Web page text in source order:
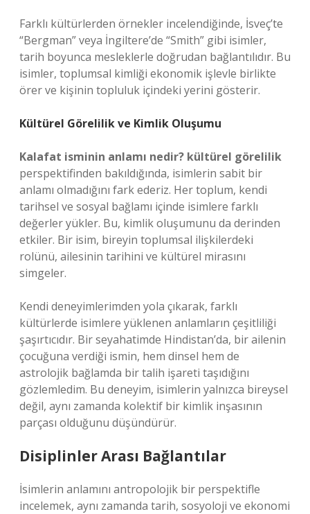
Farklı kültürlerden örnekler incelendiğinde, İsveç’te
“Bergman” veya İngiltere’de “Smith” gibi isimler,
tarih boyunca mesleklerle doğrudan bağlantılıdır. Bu
isimler, toplumsal kimliği ekonomik işlevle birlikte
örer ve kişinin topluluk içindeki yerini gösterir.
Kültürel Görelilik ve Kimlik Oluşumu
Kalafat isminin anlamı nedir? kültürel görelilik
perspektifinden bakıldığında, isimlerin sabit bir
anlamı olmadığını fark ederiz. Her toplum, kendi
tarihsel ve sosyal bağlamı içinde isimlere farklı
değerler yükler. Bu, kimlik oluşumunu da derinden
etkiler. Bir isim, bireyin toplumsal ilişkilerdeki
rolünü, ailesinin tarihini ve kültürel mirasını
simgeler.
Kendi deneyimlerimden yola çıkarak, farklı
kültürlerde isimlere yüklenen anlamların çeşitliliği
şaşırtıcıdır. Bir seyahatimde Hindistan’da, bir ailenin
çocuğuna verdiği ismin, hem dinsel hem de
astrolojik bağlamda bir talih işareti taşıdığını
gözlemledim. Bu deneyim, isimlerin yalnızca bireysel
değil, aynı zamanda kolektif bir kimlik inşasının
parçası olduğunu düşündürür.
Disiplinler Arası Bağlantılar
İsimlerin anlamını antropolojik bir perspektifle
incelemek, aynı zamanda tarih, sosyoloji ve ekonomi